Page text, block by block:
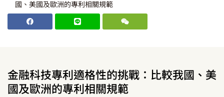
國、美國及歐洲的專利相關規範
金融科技專利適格性的挑戰：比較我國、美
國及歐洲的專利相關規範